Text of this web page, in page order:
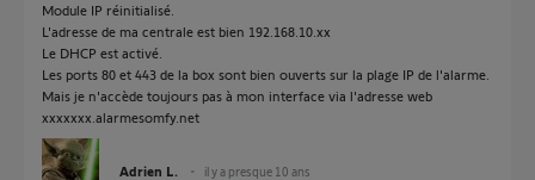
Module IP réinitialisé.
L'adresse de ma centrale est bien 192.168.10.xx
Le DHCP est activé.
Les ports 80 et 443 de la box sont bien ouverts sur la plage IP de l'alarme.
Mais je n'accède toujours pas à mon interface via l'adresse web
xxxxxxx.alarmesomfy.net
Adrien L. il y a presque 10 ans